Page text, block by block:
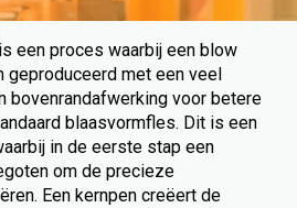
een proces waarbij een blow
geproduceerd met een veel
bovenrandafwerking voor betere
blaasvormfles. Dit is een
in de eerste stap een
om de precieze
Een kernpen creëert de